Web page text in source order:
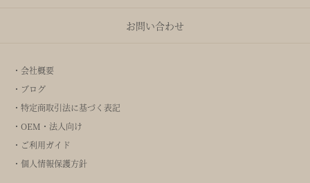
お問い合わせ
・会社概要
・ブログ
・特定商取引法に基づく表記
・OEM・法人向け
・ご利用ガイド
・個人情報保護方針